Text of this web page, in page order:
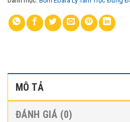
MÔ TẢ
ĐÁNH GIÁ (0)